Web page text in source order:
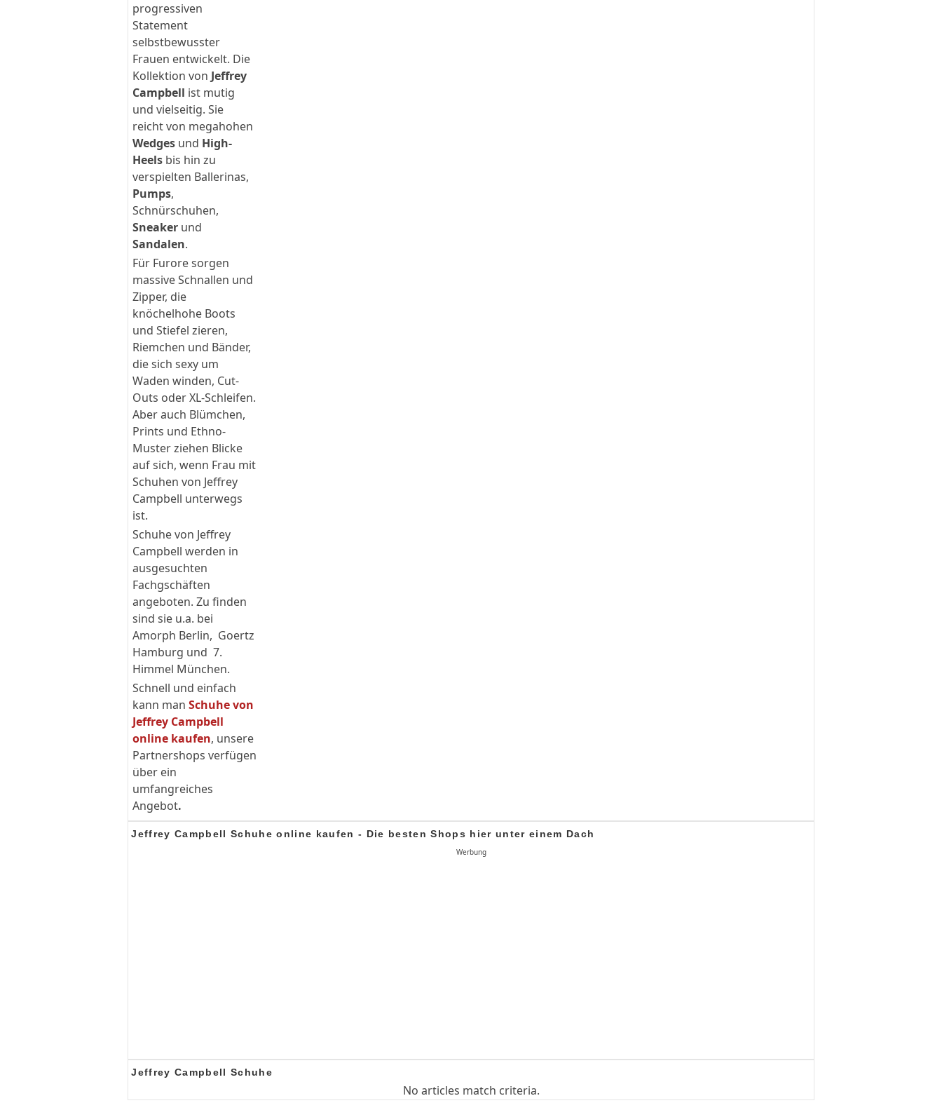
progressiven
Statement
selbstbewusster
Frauen entwickelt. Die
Kollektion von Jeffrey
Campbell ist mutig
und vielseitig. Sie
reicht von megahohen
Wedges und High-
Heels bis hin zu
verspielten Ballerinas,
Pumps,
Schnürschuhen,
Sneaker und
Sandalen.
Für Furore sorgen
massive Schnallen und
Zipper, die
knöchelhohe Boots
und Stiefel zieren,
Riemchen und Bänder,
die sich sexy um
Waden winden, Cut-
Outs oder XL-Schleifen.
Aber auch Blümchen,
Prints und Ethno-
Muster ziehen Blicke
auf sich, wenn Frau mit
Schuhen von Jeffrey
Campbell unterwegs
ist.
Schuhe von Jeffrey
Campbell werden in
ausgesuchten
Fachgschäften
angeboten. Zu finden
sind sie u.a. bei
Amorph Berlin, Goertz
Hamburg und 7.
Himmel München.
Schnell und einfach
kann man Schuhe von
Jeffrey Campbell
online kaufen, unsere
Partnershops verfügen
über ein
umfangreiches
Angebot.
Jeffrey Campbell Schuhe online kaufen - Die besten Shops hier unter einem Dach
Werbung
Jeffrey Campbell Schuhe
No articles match criteria.